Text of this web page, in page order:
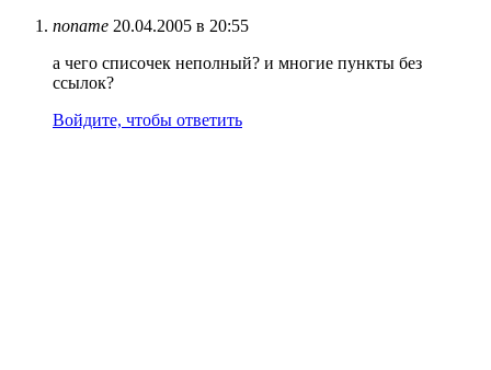
noname 20.04.2005 в 20:55
а чего списочек неполный? и многие пункты без
ссылок?
Войдите, чтобы ответить